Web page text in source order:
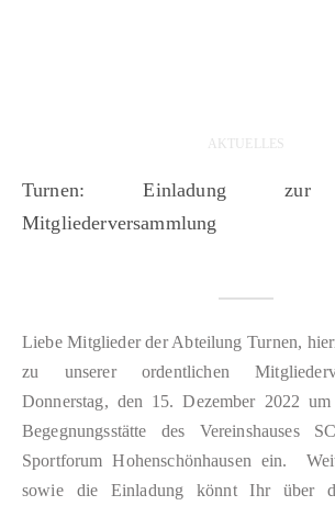
AKTUELLES
Turnen: Einladung zur
Mitgliederversammlung
Liebe Mitglieder der Abteilung Turnen,
zu unserer ordentlichen
Donnerstag, den 15. Dezember 2022
Begegnungsstätte des Vereinshauses
Sportforum Hohenschönhausen ein.
sowie die Einladung könnt Ihr über